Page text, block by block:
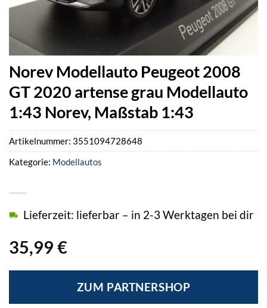
Norev Modellauto Peugeot 2008
GT 2020 artense grau Modellauto
1:43 Norev, Maßstab 1:43
35,99 €
Lieferzeit: lieferbar – in 2-3 Werktagen bei dir
ZUM PARTNERSHOP
Artikelnummer: 3551094728648
Kategorie: Modellautos